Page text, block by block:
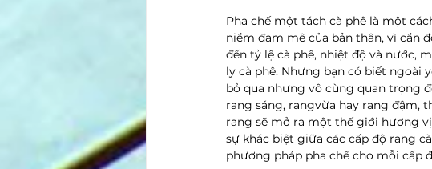
Pha chế một tách cà phê là một
niềm đam mê của bản thân, vì cần
đến tỷ lệ cà phê, nhiệt độ và nước,
ly cà phê. Nhưng bạn có biết
bỏ qua nhưng vô cùng quan trọng
rang sáng, rangvừa hay rang đậm,
rang sẽ mở ra một thế giới hương
sự khác biệt giữa các cấp độ rang
phương pháp pha chế cho mỗi cấp